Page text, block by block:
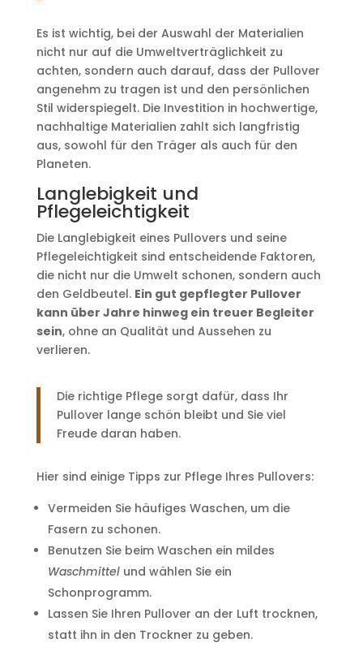
Es ist wichtig, bei der Auswahl der Materialien
nicht nur auf die Umweltverträglichkeit zu
achten, sondern auch darauf, dass der Pullover
angenehm zu tragen ist und den persönlichen
Stil widerspiegelt. Die Investition in hochwertige,
nachhaltige Materialien zahlt sich langfristig
aus, sowohl für den Träger als auch für den
Planeten.
Langlebigkeit und
Pflegeleichtigkeit
Die Langlebigkeit eines Pullovers und seine
Pflegeleichtigkeit sind entscheidende Faktoren,
die nicht nur die Umwelt schonen, sondern auch
den Geldbeutel. Ein gut gepflegter Pullover
kann über Jahre hinweg ein treuer Begleiter
sein, ohne an Qualität und Aussehen zu
verlieren.
Die richtige Pflege sorgt dafür, dass Ihr
Pullover lange schön bleibt und Sie viel
Freude daran haben.
Hier sind einige Tipps zur Pflege Ihres Pullovers:
Vermeiden Sie häufiges Waschen, um die
Fasern zu schonen.
Benutzen Sie beim Waschen ein mildes
Waschmittelund wählen Sie ein
Schonprogramm.
Lassen Sie Ihren Pullover an der Luft trocknen,
statt ihn in den Trockner zu geben.